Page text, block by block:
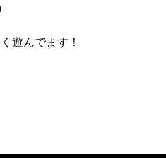
遊んでます！